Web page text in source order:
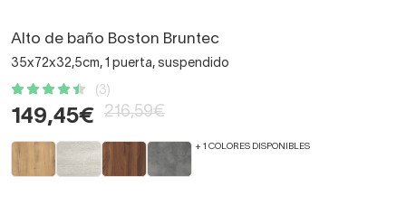
Alto de baño Boston Bruntec
35x72x32,5cm, 1 puerta, suspendido
(3)
149,45€ 216,59€
+ 1 COLORES DISPONIBLES